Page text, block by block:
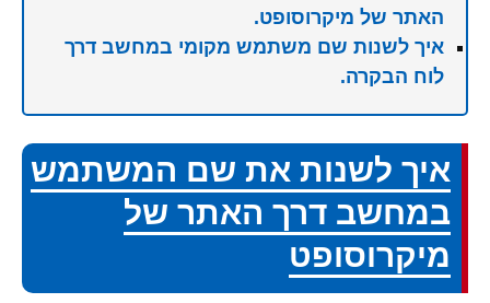
האתר של מיקרוסופט.
איך לשנות שם משתמש מקומי במחשב דרך
לוח הבקרה.
איך לשנות את שם המשתמש
במחשב דרך האתר של
מיקרוסופט